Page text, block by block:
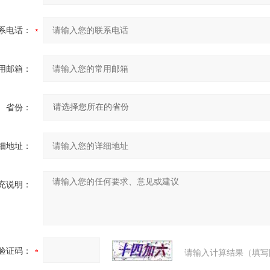
电话：
邮箱：
省份：
地址：
说明：
证码： 请输入计算结果（填